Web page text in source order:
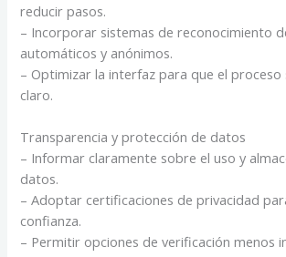
reducir pasos.
– Incorporar sistemas de reconocimiento
automáticos y anónimos.
– Optimizar la interfaz para que el proceso
claro.
Transparencia y protección de datos
– Informar claramente sobre el uso y
datos.
– Adoptar certificaciones de privacidad
confianza.
– Permitir opciones de verificación menos